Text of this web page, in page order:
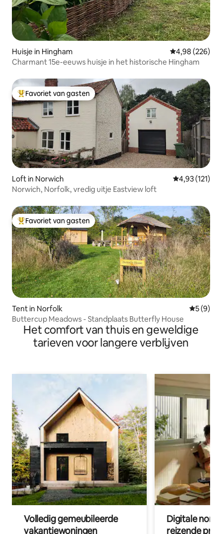
Huisje in Hingham Gemiddelde
4,98 (226)
Charmant 15e-eeuws huisje in het historische Hingham
Topfavoriet van gasten
Favoriet van gasten
Loft in Norwich Gemiddelde
4,93 (121)
Norwich, Norfolk, vredig uitje Eastview loft
Topfavoriet van gasten
Favoriet van gasten
Tent in Norfolk
5 (9)
Buttercup Meadows - Standplaats Butterfly House
Het comfort van thuis en geweldige
tarieven voor langere verblijven
Volledig gemeubileerde
vakantiewoningen
Digitale
reizende